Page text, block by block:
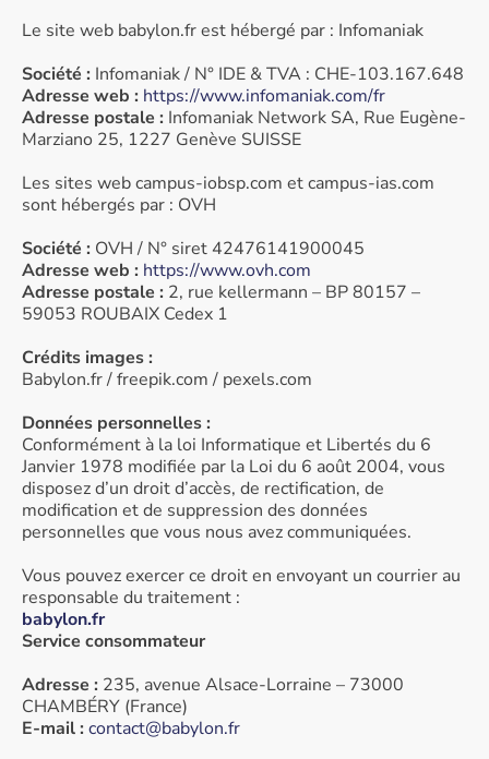
Le site web babylon.fr est hébergé par : Infomaniak
Société : Infomaniak / N° IDE & TVA : CHE-103.167.648
Adresse web : https://www.infomaniak.com/fr
Adresse postale : Infomaniak Network SA, Rue Eugène-
Marziano 25, 1227 Genève SUISSE
Les sites web campus-iobsp.com et campus-ias.com
sont hébergés par : OVH
Société : OVH / N° siret 42476141900045
Adresse web : https://www.ovh.com
Adresse postale : 2, rue kellermann – BP 80157 –
59053 ROUBAIX Cedex 1
Crédits images :
Babylon.fr / freepik.com / pexels.com
Données personnelles :
Conformément à la loi Informatique et Libertés du 6
Janvier 1978 modifiée par la Loi du 6 août 2004, vous
disposez d’un droit d’accès, de rectification, de
modification et de suppression des données
personnelles que vous nous avez communiquées.
Vous pouvez exercer ce droit en envoyant un courrier au
responsable du traitement :
babylon.fr
Service consommateur
Adresse : 235, avenue Alsace-Lorraine – 73000
CHAMBÉRY (France)
E-mail : contact@babylon.fr